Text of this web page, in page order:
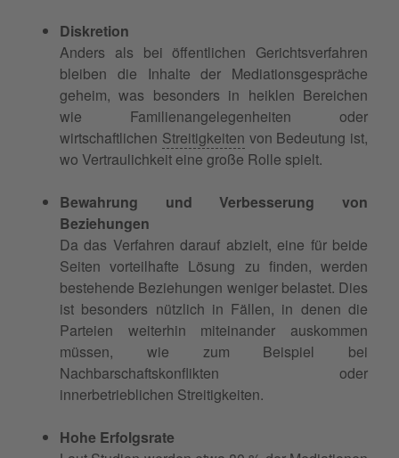
Diskretion
Anders als bei öffentlichen Gerichtsverfahren
bleiben die Inhalte der Mediationsgespräche
geheim, was besonders in heiklen Bereichen
wie Familienangelegenheiten oder
wirtschaftlichen Streitigkeiten von Bedeutung ist,
wo Vertraulichkeit eine große Rolle spielt.
Bewahrung und Verbesserung von
Beziehungen
Da das Verfahren darauf abzielt, eine für beide
Seiten vorteilhafte Lösung zu finden, werden
bestehende Beziehungen weniger belastet. Dies
ist besonders nützlich in Fällen, in denen die
Parteien weiterhin miteinander auskommen
müssen, wie zum Beispiel bei
Nachbarschaftskonflikten oder
innerbetrieblichen Streitigkeiten.
Hohe Erfolgsrate